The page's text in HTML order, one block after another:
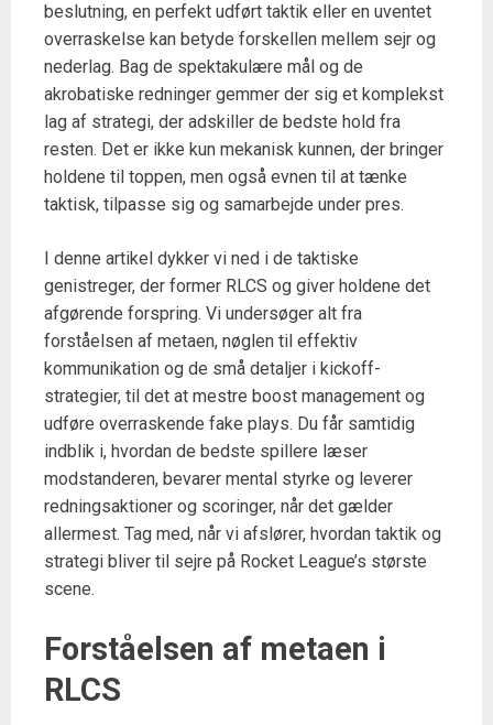
beslutning, en perfekt udført taktik eller en uventet
overraskelse kan betyde forskellen mellem sejr og
nederlag. Bag de spektakulære mål og de
akrobatiske redninger gemmer der sig et komplekst
lag af strategi, der adskiller de bedste hold fra
resten. Det er ikke kun mekanisk kunnen, der bringer
holdene til toppen, men også evnen til at tænke
taktisk, tilpasse sig og samarbejde under pres.
I denne artikel dykker vi ned i de taktiske
genistreger, der former RLCS og giver holdene det
afgørende forspring. Vi undersøger alt fra
forståelsen af metaen, nøglen til effektiv
kommunikation og de små detaljer i kickoff-
strategier, til det at mestre boost management og
udføre overraskende fake plays. Du får samtidig
indblik i, hvordan de bedste spillere læser
modstanderen, bevarer mental styrke og leverer
redningsaktioner og scoringer, når det gælder
allermest. Tag med, når vi afslører, hvordan taktik og
strategi bliver til sejre på Rocket League’s største
scene.
Forståelsen af metaen i
RLCS